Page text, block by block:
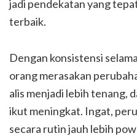
jadi pendekatan yang
terbaik.
Dengan konsistensi
orang merasakan
alis menjadi lebih tenang,
ikut meningkat. Ingat,
secara rutin jauh lebih